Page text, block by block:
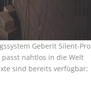
Geberit Silent-Pro
nahtlos in die Welt
sind bereits ­verfügbar: